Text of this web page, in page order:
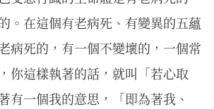
。在這個有老病死、有變異的五蘊
病死的，有一個不變壞的，一個常
你這樣執著的話，就叫「若心取
有一個我的意思，「即為著我、